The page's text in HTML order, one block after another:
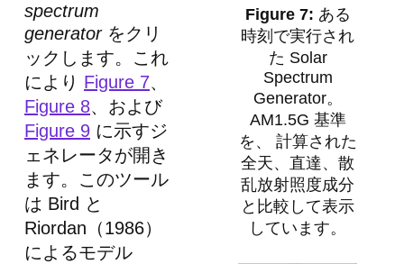
ある
時刻で実行され
た Solar
Spectrum
Generator。
AM1.5G 基準
を、 計算された
全天、直達、散
乱放射照度成分
と比較して表示
しています。
spectrum
generatorをクリ
ックします。これ
により Figure 7、
Figure 8、および
Figure 9 に示すジ
ェネレータが開き
ます。このツール
は Bird と
Riordan（1986）
によるモデル